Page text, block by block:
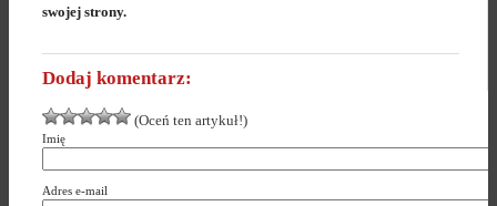
swojej strony.
Dodaj komentarz:
(Oceń ten artykuł!)
Imię
Adres e-mail